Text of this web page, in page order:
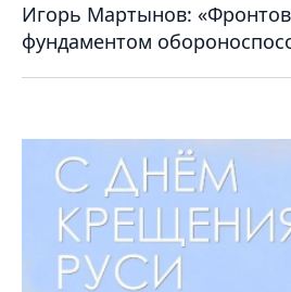
Игорь Мартынов:
фундаментом